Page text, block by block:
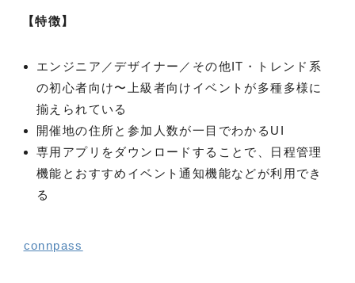
【特徴】
エンジニア／デザイナー／その他IT・トレンド系
の初心者向け〜上級者向けイベントが多種多様に
揃えられている
開催地の住所と参加人数が一目でわかるUI
専用アプリをダウンロードすることで、日程管理
機能とおすすめイベント通知機能などが利用でき
る
connpass